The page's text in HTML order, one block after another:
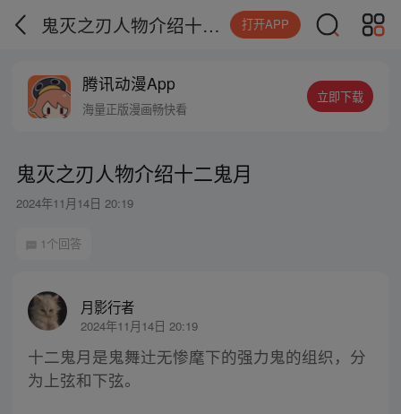
鬼灭之刃人物介绍十二鬼月 打开APP
腾讯动漫App
海量正版漫画畅快看
立即下载
鬼灭之刃人物介绍十二鬼月
2024年11月14日 20:19
1个回答
月影行者
2024年11月14日 20:19
十二鬼月是鬼舞辻无惨麾下的强力鬼的组织，分
为上弦和下弦。